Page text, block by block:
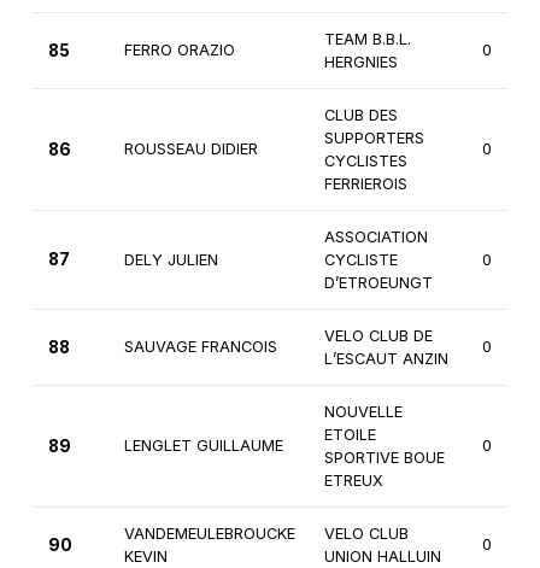
85 FERRO ORAZIO
TEAM B.B.L.
HERGNIES
0
86 ROUSSEAU DIDIER
CLUB DES
SUPPORTERS
CYCLISTES
FERRIEROIS
0
87 DELY JULIEN
ASSOCIATION
CYCLISTE
D’ETROEUNGT
0
88 SAUVAGE FRANCOIS
VELO CLUB DE
L’ESCAUT ANZIN
0
89 LENGLET GUILLAUME
NOUVELLE
ETOILE
SPORTIVE BOUE
ETREUX
0
90
VANDEMEULEBROUCKE
KEVIN
VELO CLUB
UNION HALLUIN
0